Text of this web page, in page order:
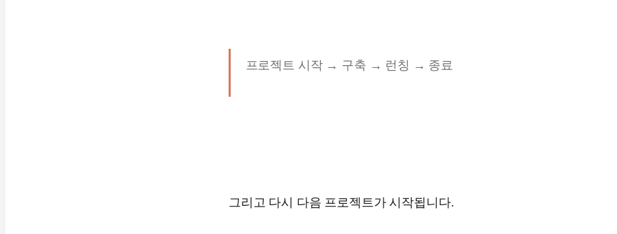
프로젝트 시작 → 구축 → 런칭 → 종료
그리고 다시 다음 프로젝트가 시작됩니다.